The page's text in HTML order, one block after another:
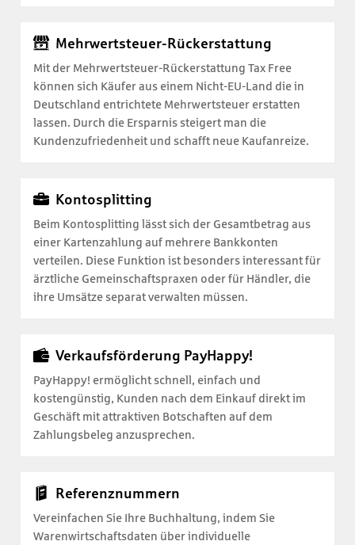
Mehrwertsteuer-Rückerstattung
Mit der Mehrwertsteuer-Rückerstattung Tax Free
können sich Käufer aus einem Nicht-EU-Land die in
Deutschland entrichtete Mehrwertsteuer erstatten
lassen. Durch die Ersparnis steigert man die
Kundenzufriedenheit und schafft neue Kaufanreize.
Kontosplitting
Beim Kontosplitting lässt sich der Gesamtbetrag aus
einer Kartenzahlung auf mehrere Bankkonten
verteilen. Diese Funktion ist besonders interessant für
ärztliche Gemeinschaftspraxen oder für Händler, die
ihre Umsätze separat verwalten müssen.
Verkaufsförderung PayHappy!
PayHappy! ermöglicht schnell, einfach und
kostengünstig, Kunden nach dem Einkauf direkt im
Geschäft mit attraktiven Botschaften auf dem
Zahlungsbeleg anzusprechen.
Referenznummern
Vereinfachen Sie Ihre Buchhaltung, indem Sie
Warenwirtschaftsdaten über individuelle